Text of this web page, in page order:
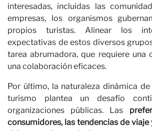
interesadas, incluidas las
empresas, los organismos
propios turistas. Alinear los
expectativas de estos diversos
tarea abrumadora, que requiere una
una colaboración eficaces.
Por último, la naturaleza dinámica
turismo plantea un desafío
organizaciones públicas. Las
consumidores, las tendencias de viaje